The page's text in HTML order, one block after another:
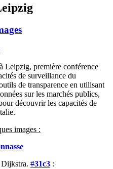
Leipzig, première conférence
de surveillance du
de transparence en utilisant
sur les marchés publics,
découvrir les capacités de
images :
Dijkstra. #31c3 :